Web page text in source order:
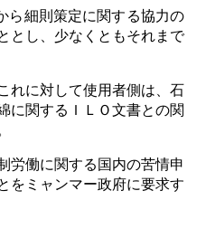
ら細則策定に関する協力の
とし、少なくともそれまで
れに対して使用者側は、石
に関するＩＬＯ文書との関
労働に関する国内の苦情申
をミャンマー政府に要求す